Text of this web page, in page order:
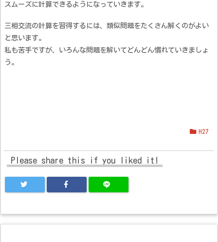
スムーズに計算できるようになっていきます。
三相交流の計算を習得するには、類似問題をたくさん解くのがよい
と思います。
私も苦手ですが、いろんな問題を解いてどんどん慣れていきましょ
う。
H27
Please share this if you liked it!